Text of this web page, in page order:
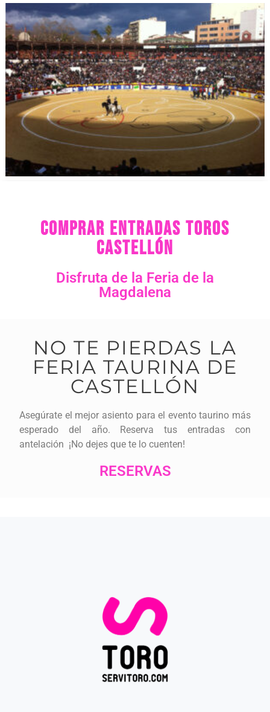
comprar entradas toros
Castellón
Disfruta de la Feria de la
Magdalena
NO TE PIERDAS LA
FERIA TAURINA DE
CASTELLÓN
Asegúrate el mejor asiento para el evento taurino más
esperado del año. Reserva tus entradas con
antelación ¡No dejes que te lo cuenten!
RESERVAS